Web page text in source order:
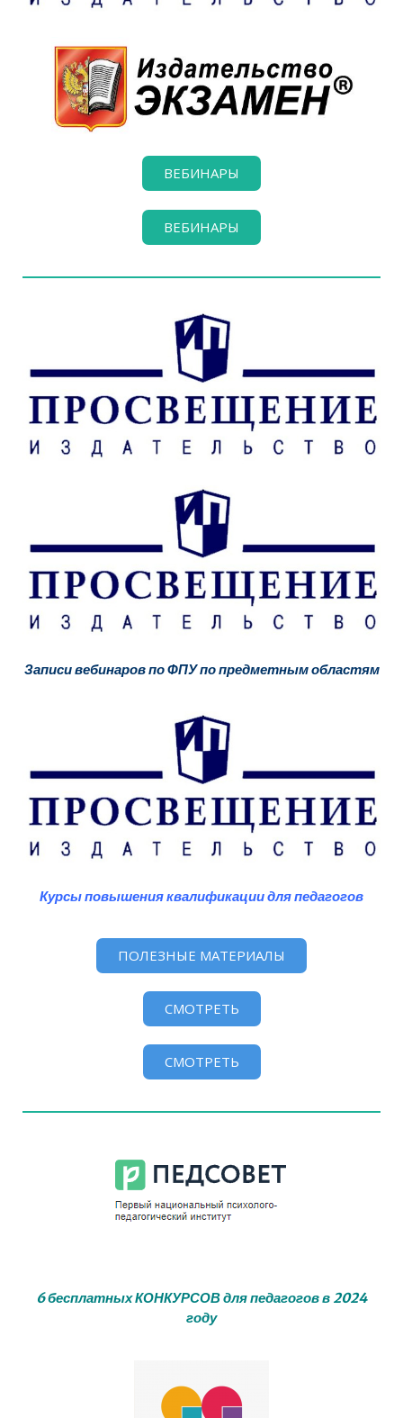
ВЕБИНАРЫ
ВЕБИНАРЫ
Записи вебинаров по ФПУ по предметным областям
Курсы повышения квалификации для педагогов
ПОЛЕЗНЫЕ МАТЕРИАЛЫ
СМОТРЕТЬ
СМОТРЕТЬ
6 бесплатных КОНКУРСОВ для педагогов в 2024
году